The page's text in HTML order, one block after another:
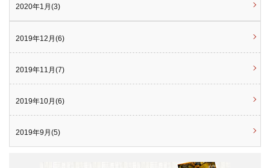
2020年1月(3)
2019年12月(6)
2019年11月(7)
2019年10月(6)
2019年9月(5)